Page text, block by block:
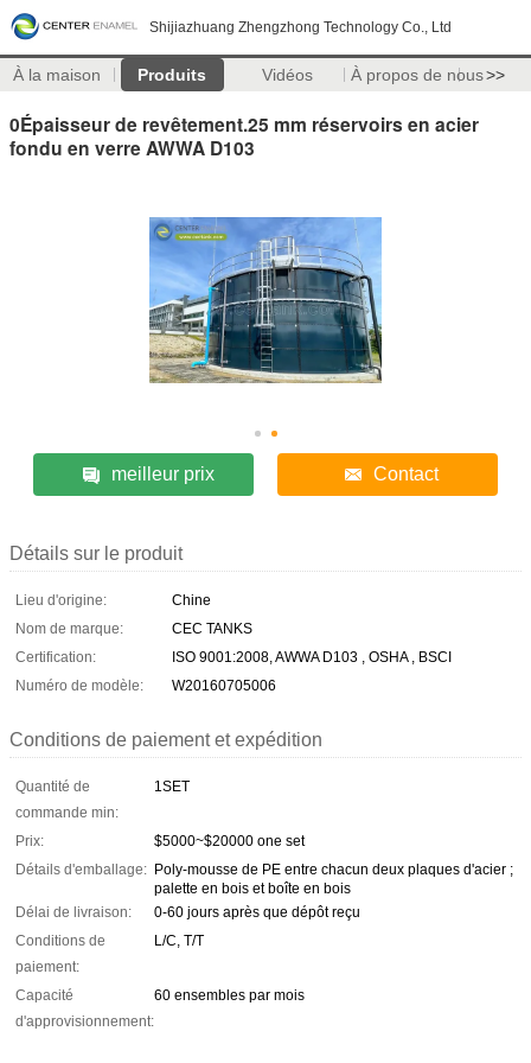
Shijiazhuang Zhengzhong Technology Co., Ltd
À la maison Produits Vidéos À propos de nous>>
0Épaisseur de revêtement.25 mm réservoirs en acier
fondu en verre AWWA D103
meilleur prix Contact
Détails sur le produit
Lieu d'origine:
Chine
Nom de marque:
CEC TANKS
Certification:
ISO 9001:2008, AWWA D103 , OSHA , BSCI
Numéro de modèle:
W20160705006
Conditions de paiement et expédition
Quantité de
commande min:
1SET
Prix:
$5000~$20000 one set
Détails d'emballage: Poly-mousse de PE entre chacun deux plaques d'acier ;
palette en bois et boîte en bois
Délai de livraison:
0-60 jours après que dépôt reçu
Conditions de
paiement:
L/C, T/T
Capacité
d'approvisionnement:
60 ensembles par mois